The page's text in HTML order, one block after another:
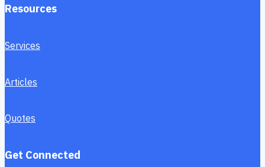
Resources
Services
Articles
Quotes
Get Connected